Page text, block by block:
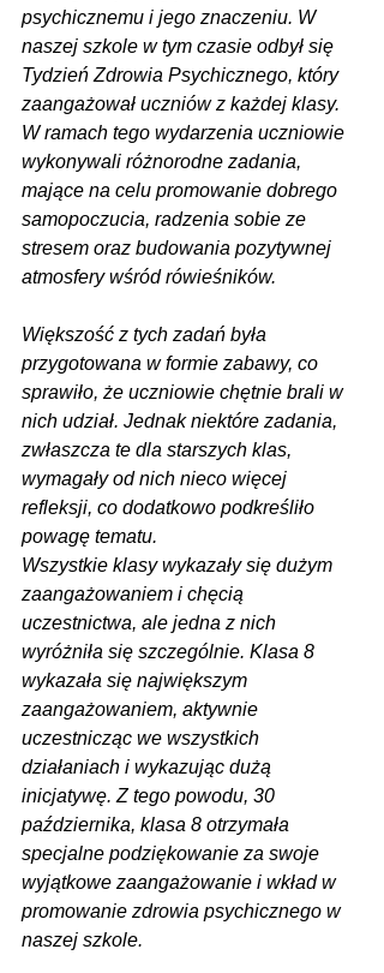
psychicznemu i jego znaczeniu. W
naszej szkole w tym czasie odbył się
Tydzień Zdrowia Psychicznego, który
zaangażował uczniów z każdej klasy.
W ramach tego wydarzenia uczniowie
wykonywali różnorodne zadania,
mające na celu promowanie dobrego
samopoczucia, radzenia sobie ze
stresem oraz budowania pozytywnej
atmosfery wśród rówieśników.
Większość z tych zadań była
przygotowana w formie zabawy, co
sprawiło, że uczniowie chętnie brali w
nich udział. Jednak niektóre zadania,
zwłaszcza te dla starszych klas,
wymagały od nich nieco więcej
refleksji, co dodatkowo podkreśliło
powagę tematu.
Wszystkie klasy wykazały się dużym
zaangażowaniem i chęcią
uczestnictwa, ale jedna z nich
wyróżniła się szczególnie. Klasa 8
wykazała się największym
zaangażowaniem, aktywnie
uczestnicząc we wszystkich
działaniach i wykazując dużą
inicjatywę. Z tego powodu, 30
października, klasa 8 otrzymała
specjalne podziękowanie za swoje
wyjątkowe zaangażowanie i wkład w
promowanie zdrowia psychicznego w
naszej szkole.